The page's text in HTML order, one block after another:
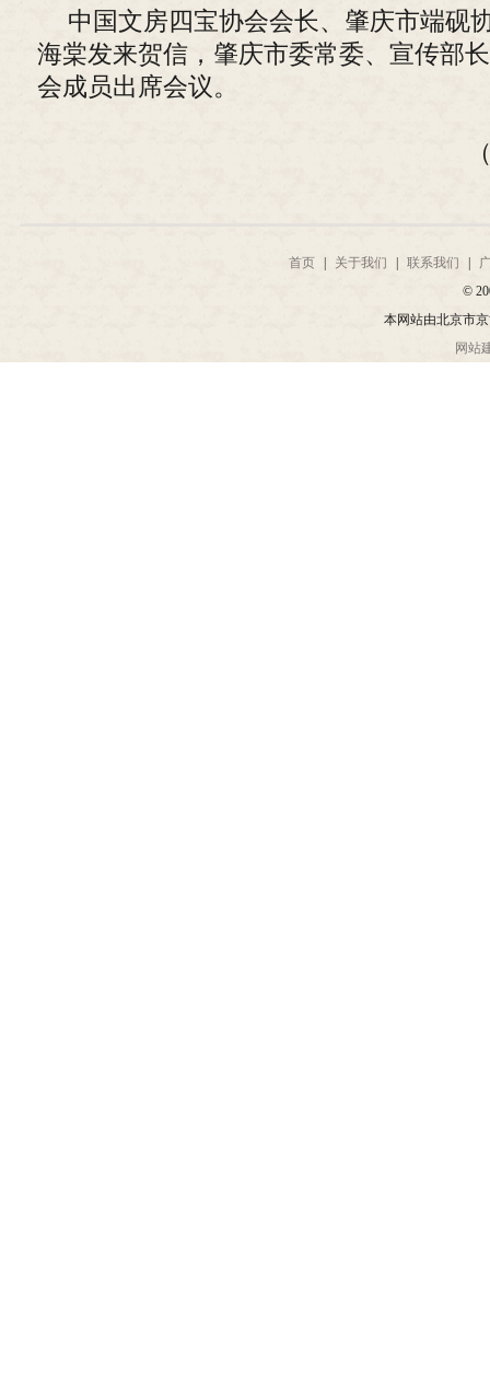
中国文房四宝协会会长、肇庆市端砚
海棠发来贺信，肇庆市委常委、宣传部
会成员出席会议。
首页 关于我们 联系我们
©
本网站由北京市
网站